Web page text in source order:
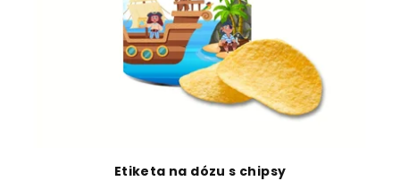
Etiketa na dózu s chipsy